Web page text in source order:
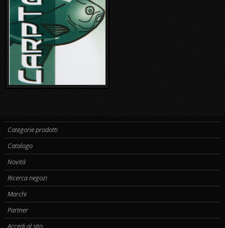
Categorie prodotti
Catalogo
Novità
Ricerca negozi
Marchi
Partner
Accedi al sito